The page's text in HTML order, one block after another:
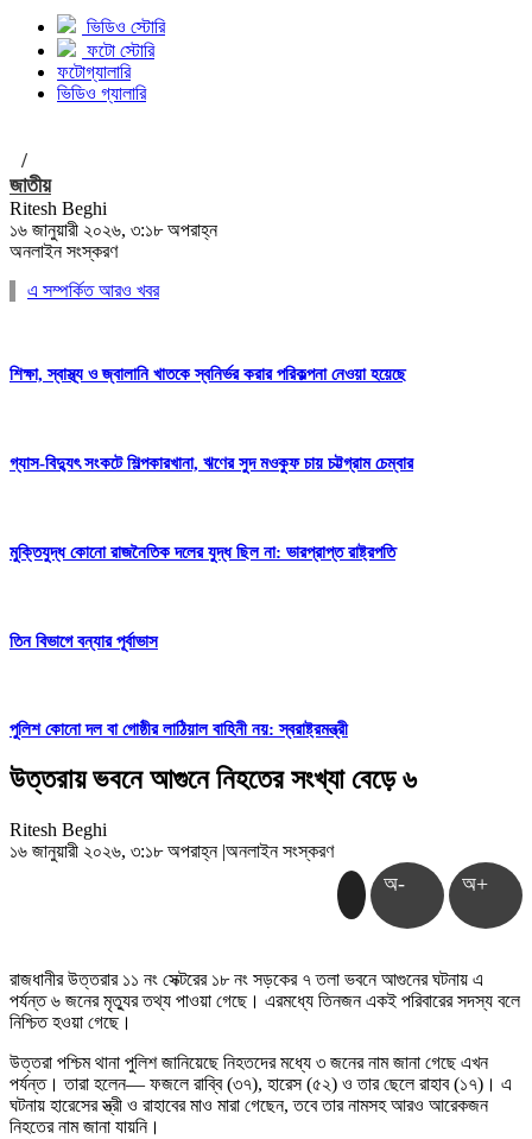
ভিডিও স্টোরি
ফটো স্টোরি
ফটোগ্যালারি
ভিডিও গ্যালারি
/
জাতীয়
Ritesh Beghi
১৬ জানুয়ারী ২০২৬, ৩:১৮ অপরাহ্ন
অনলাইন সংস্করণ
এ সম্পর্কিত আরও খবর
শিক্ষা, স্বাস্থ্য ও জ্বালানি খাতকে স্বনির্ভর করার পরিকল্পনা নেওয়া হয়েছে
গ্যাস-বিদ্যুৎ সংকটে শিল্পকারখানা, ঋণের সুদ মওকুফ চায় চট্টগ্রাম চেম্বার
মুক্তিযুদ্ধ কোনো রাজনৈতিক দলের যুদ্ধ ছিল না: ভারপ্রাপ্ত রাষ্ট্রপতি
তিন বিভাগে বন্যার পূর্বাভাস
পুলিশ কোনো দল বা গোষ্ঠীর লাঠিয়াল বাহিনী নয়: স্বরাষ্ট্রমন্ত্রী
উত্তরায় ভবনে আগুনে নিহতের সংখ্যা বেড়ে ৬
Ritesh Beghi
১৬ জানুয়ারী ২০২৬, ৩:১৮ অপরাহ্ন |অনলাইন সংস্করণ
অ- অ+
রাজধানীর উত্তরার ১১ নং সেক্টরের ১৮ নং সড়কের ৭ তলা ভবনে আগুনের ঘটনায় এ
পর্যন্ত ৬ জনের মৃত্যুর তথ্য পাওয়া গেছে। এরমধ্যে তিনজন একই পরিবারের সদস্য বলে
নিশ্চিত হওয়া গেছে।
উত্তরা পশ্চিম থানা পুলিশ জানিয়েছে নিহতদের মধ্যে ৩ জনের নাম জানা গেছে এখন
পর্যন্ত। তারা হলেন— ফজলে রাব্বি (৩৭), হারেস (৫২) ও তার ছেলে রাহাব (১৭)। এ
ঘটনায় হারেসের স্ত্রী ও রাহাবের মাও মারা গেছেন, তবে তার নামসহ আরও আরেকজন
নিহতের নাম জানা যায়নি।